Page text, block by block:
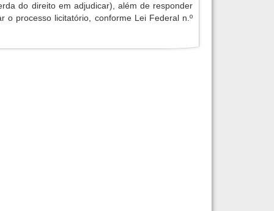
do direito em adjudicar), além de responder
o processo licitatório, conforme Lei Federal n.º